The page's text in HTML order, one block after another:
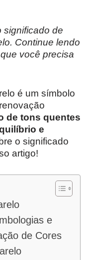
significado de
Continue lendo
você precisa
é um símbolo
de tons quentes
e
o significado
artigo!
e
de Cores